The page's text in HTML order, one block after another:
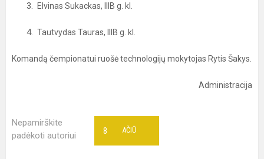
Elvinas Sukackas, IIIB g. kl.
Tautvydas Tauras, IIIB g. kl.
Komandą čempionatui ruošė technologijų mokytojas Rytis Šakys.
Administracija
Nepamirškite
padėkoti autoriui
AČIŪ
8